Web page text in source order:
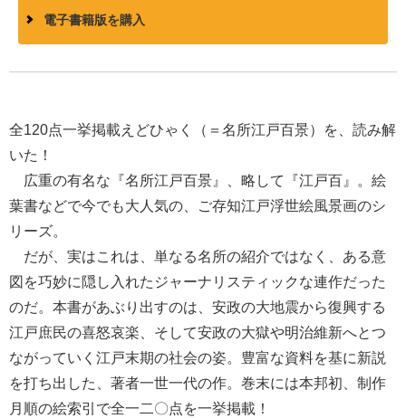
電子書籍版を購入
全120点一挙掲載えどひゃく（＝名所江戸百景）を、読み解
いた！
広重の有名な『名所江戸百景』、略して『江戸百』。絵
葉書などで今でも大人気の、ご存知江戸浮世絵風景画のシ
リーズ。
だが、実はこれは、単なる名所の紹介ではなく、ある意
図を巧妙に隠し入れたジャーナリスティックな連作だった
のだ。本書があぶり出すのは、安政の大地震から復興する
江戸庶民の喜怒哀楽、そして安政の大獄や明治維新へとつ
ながっていく江戸末期の社会の姿。豊富な資料を基に新説
を打ち出した、著者一世一代の作。巻末には本邦初、制作
月順の絵索引で全一二〇点を一挙掲載！